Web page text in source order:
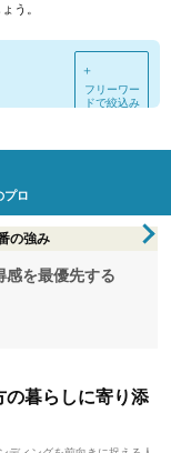
う。
＋
フリーワー
ドで絞込み
プロ
の強み
感を最優先する
の暮らしに寄り添